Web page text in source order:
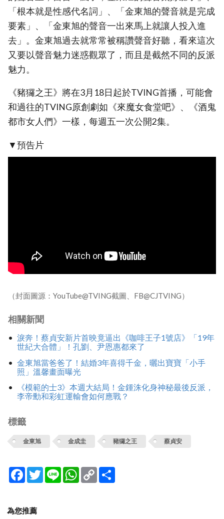
「根本就是性感代名詞」、「金東旭的聲音就是完成
要素」、「金東旭的聲音一出來馬上就讓人投入進
去」。金東旭過去就常常被稱讚聲音好聽，看來這次
又要以聲音魅力迷惑觀眾了，而且是截然不同的反派
魅力。
《豬玀之王》將在3月18日起於TVING首播，可能會
和過往的TVING原創劇如《來魔女食堂吧》、《酒鬼
都市女人們》一樣，每週五一次公開2集。
▼預告片
（封面圖源：YouTube@TVING截圖、FB@CJTVING）
相關新聞
淚奔！蔡貞安新片首映竟逼出《咖啡王子1號店》「19年
世紀大合體」！孔劉、尹恩惠都來了
金東旭當爸爸了！結婚3年喜得千金，曬出寶寶「小手
照」溫馨畫面曝光
《模範的士3》本週大結局！金鍾洙化身神秘最後反派，
李帝勳和彩虹運輸會如何應戰？
標籤
金東旭 金成圭 豬玀之王 蔡貞安
Facebook
TwitterLine WhatsApp
Copy
Link
為您推薦